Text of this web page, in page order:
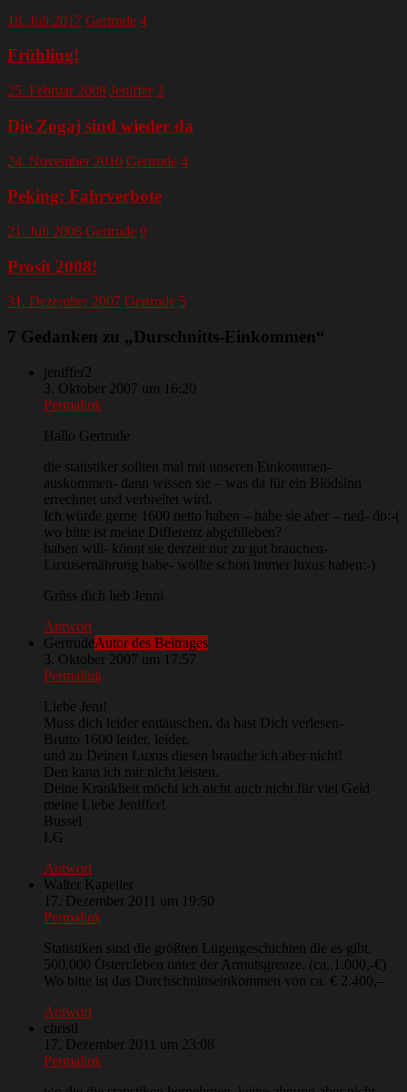
18. Juli 2017 Gertrude 4
Frühling!
25. Februar 2008 Jeniffer 3
Die Zogaj sind wieder da
24. November 2010 Gertrude 4
Peking: Fahrverbote
21. Juli 2008 Gertrude 0
Prosit 2008!
31. Dezember 2007 Gertrude 5
7 Gedanken zu „Durschnitts-Einkommen“
jeniffer2
3. Oktober 2007 um 16:20
Permalink
Hallo Gertrude
die statistiker sollten mal mit unseren Einkommen-
auskommen- dann wissen sie – was da für ein Blödsinn
errechnet und verbreitet wird.
Ich würde gerne 1600 netto haben – habe sie aber – ned- do:-(
wo bitte ist meine Differenz abgeblieben?
haben will- könnt sie derzeit nur zu gut brauchen-
Luxusernährung habe- wollte schon immer luxus haben:-)
Grüss dich lieb Jenni
Antwort
GertrudeAutor des Beitrages
3. Oktober 2007 um 17:57
Permalink
Liebe Jeni!
Muss dich leider enttäuschen, da hast Dich verlesen-
Brutto 1600 leider, leider,
und zu Deinen Luxus diesen brauche ich aber nicht!
Den kann ich mir nicht leisten.
Deine Krankheit möcht ich nicht auch nicht für viel Geld
meine Liebe Jeniffer!
Bussel
LG
Antwort
Walter Kapeller
17. Dezember 2011 um 19:50
Permalink
Statistiken sind die größten Lügengeschichten die es gibt.
500.000 Österr.leben unter der Armutsgrenze. (ca,.1.000,-€)
Wo bitte ist das Durchschnittseinkommen von ca. € 2.400,–
Antwort
christl
17. Dezember 2011 um 23:08
Permalink